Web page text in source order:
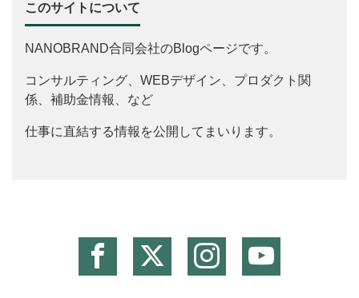
このサイトについて
NANOBRAND合同会社のBlogページです。
コンサルティング、WEBデザイン、プロダクト関
係、補助金情報、など
仕事に直結する情報を公開してまいります。